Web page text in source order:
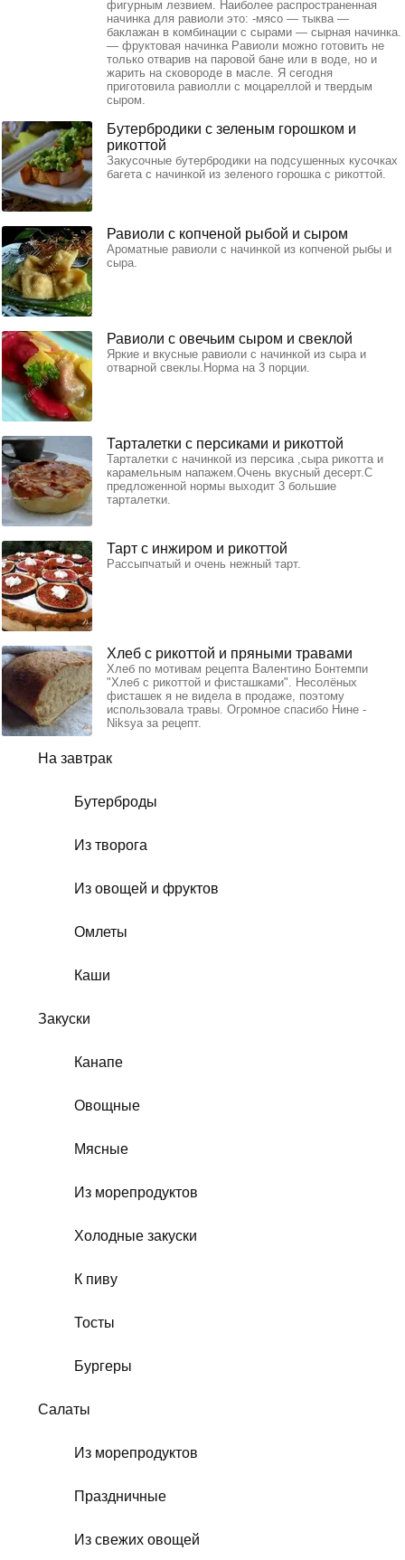
На завтрак
Бутерброды
Из творога
Из овощей и фруктов
Омлеты
Каши
Закуски
Канапе
Овощные
Мясные
Из морепродуктов
Холодные закуски
К пиву
Тосты
Бургеры
Салаты
Из морепродуктов
Праздничные
Из свежих овощей
фигурным лезвием. Наиболее распространенная
начинка для равиоли это: -мясо — тыква —
баклажан в комбинации с сырами — сырная начинка.
— фруктовая начинка Равиоли можно готовить не
только отварив на паровой бане или в воде, но и
жарить на сковороде в масле. Я сегодня
приготовила равиолли с моцареллой и твердым
сыром.
Бутербродики с зеленым горошком и
рикоттой
Закусочные бутербродики на подсушенных кусочках
багета с начинкой из зеленого горошка с рикоттой.
Равиоли с копченой рыбой и сыром
Ароматные равиоли с начинкой из копченой рыбы и
сыра.
Равиоли с овечьим сыром и свеклой
Яркие и вкусные равиоли с начинкой из сыра и
отварной свеклы.Норма на 3 порции.
Тарталетки с персиками и рикоттой
Тарталетки с начинкой из персика ,сыра рикотта и
карамельным напажем.Очень вкусный десерт.С
предложенной нормы выходит 3 большие
тарталетки.
Тарт с инжиром и рикоттой
Рассыпчатый и очень нежный тарт.
Хлеб с рикоттой и пряными травами
Хлеб по мотивам рецепта Валентино Бонтемпи
"Хлеб с рикоттой и фисташками". Несолёных
фисташек я не видела в продаже, поэтому
использовала травы. Огромное спасибо Нине -
Niksya за рецепт.